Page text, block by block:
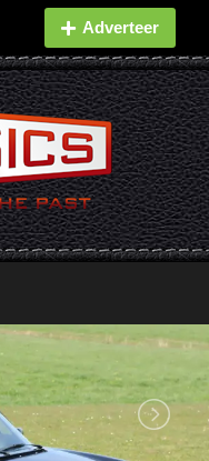
Adverteer